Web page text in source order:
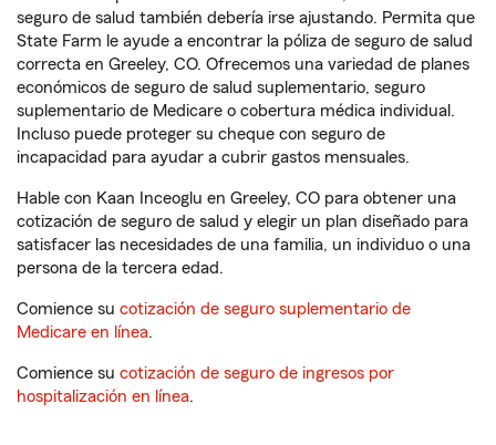
seguro de salud también debería irse ajustando. Permita que
State Farm le ayude a encontrar la póliza de seguro de salud
correcta en Greeley, CO. Ofrecemos una variedad de planes
económicos de seguro de salud suplementario, seguro
suplementario de Medicare o cobertura médica individual.
Incluso puede proteger su cheque con seguro de
incapacidad para ayudar a cubrir gastos mensuales.
Hable con Kaan Inceoglu en Greeley, CO para obtener una
cotización de seguro de salud y elegir un plan diseñado para
satisfacer las necesidades de una familia, un individuo o una
persona de la tercera edad.
Comience su cotización de seguro suplementario de
Medicare en línea.
Comience su cotización de seguro de ingresos por
hospitalización en línea.